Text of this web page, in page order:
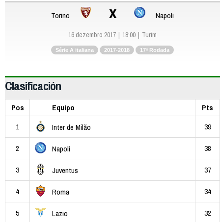
Torino x Napoli
16 dezembro 2017 18:00 Turim
Série A italiana 2017-2018 17ª Rodada
Clasificación
Pos Equipo
Pts
1
Inter de Milão 39
2 Napoli 38
3 Juventus 37
4 Roma 34
5 Lazio 32